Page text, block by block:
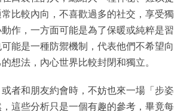
比較內向，不喜歡過多的社交，享受獨
作，一方面可能是為了保暖或純粹是習
能是一種防禦機制，代表他們不希望向
想法，內心世界比較封閉和獨立。
者和朋友約會時，不妨也來一場「步姿
這些分析只是一個有趣的參考，畢竟每